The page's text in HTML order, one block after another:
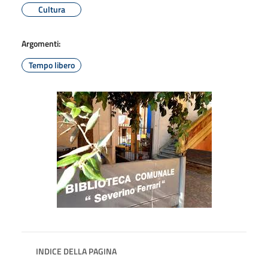
Cultura
Argomenti:
Tempo libero
INDICE DELLA PAGINA